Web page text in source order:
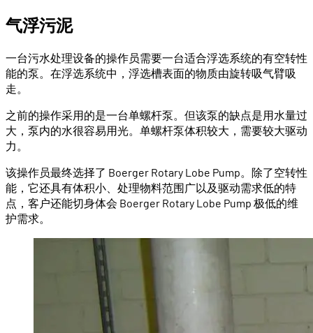
气浮污泥
一台污水处理设备的操作员需要一台适合浮选系统的有空转性
能的泵。在浮选系统中，浮选槽表面的物质由旋转吸气臂吸
走。
之前的操作采用的是一台单螺杆泵。但该泵的缺点是用水量过
大，泵内的水很容易用光。单螺杆泵体积较大，需要较大驱动
力。
该操作员最终选择了 Boerger Rotary Lobe Pump。除了空转性
能，它还具有体积小、处理物料范围广以及驱动需求低的特
点，客户还能切身体会 Boerger Rotary Lobe Pump 极低的维
护需求。